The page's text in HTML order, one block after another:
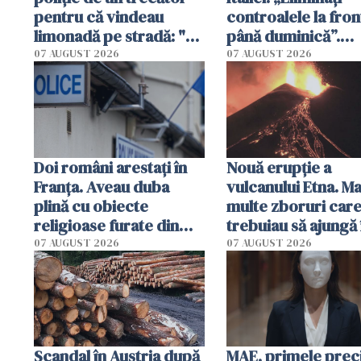
pentru că vindeau
limonadă pe stradă: "Nu
aveau autorizație"
07 AUGUST 2026
controalele la
până duminică”.
Sanchez amenință
măsuri dure
07 AUGUST 2026
Doi români arestați în
Franța. Aveau duba
plină cu obiecte
religioase furate din
biserici și cimitire
07 AUGUST 2026
Nouă erupție a
vulcanului Etna.
multe zboruri care
trebuiau să ajungă
Catania au fost
07 AUGUST 2026
Scandal în Austria după MAE, primele